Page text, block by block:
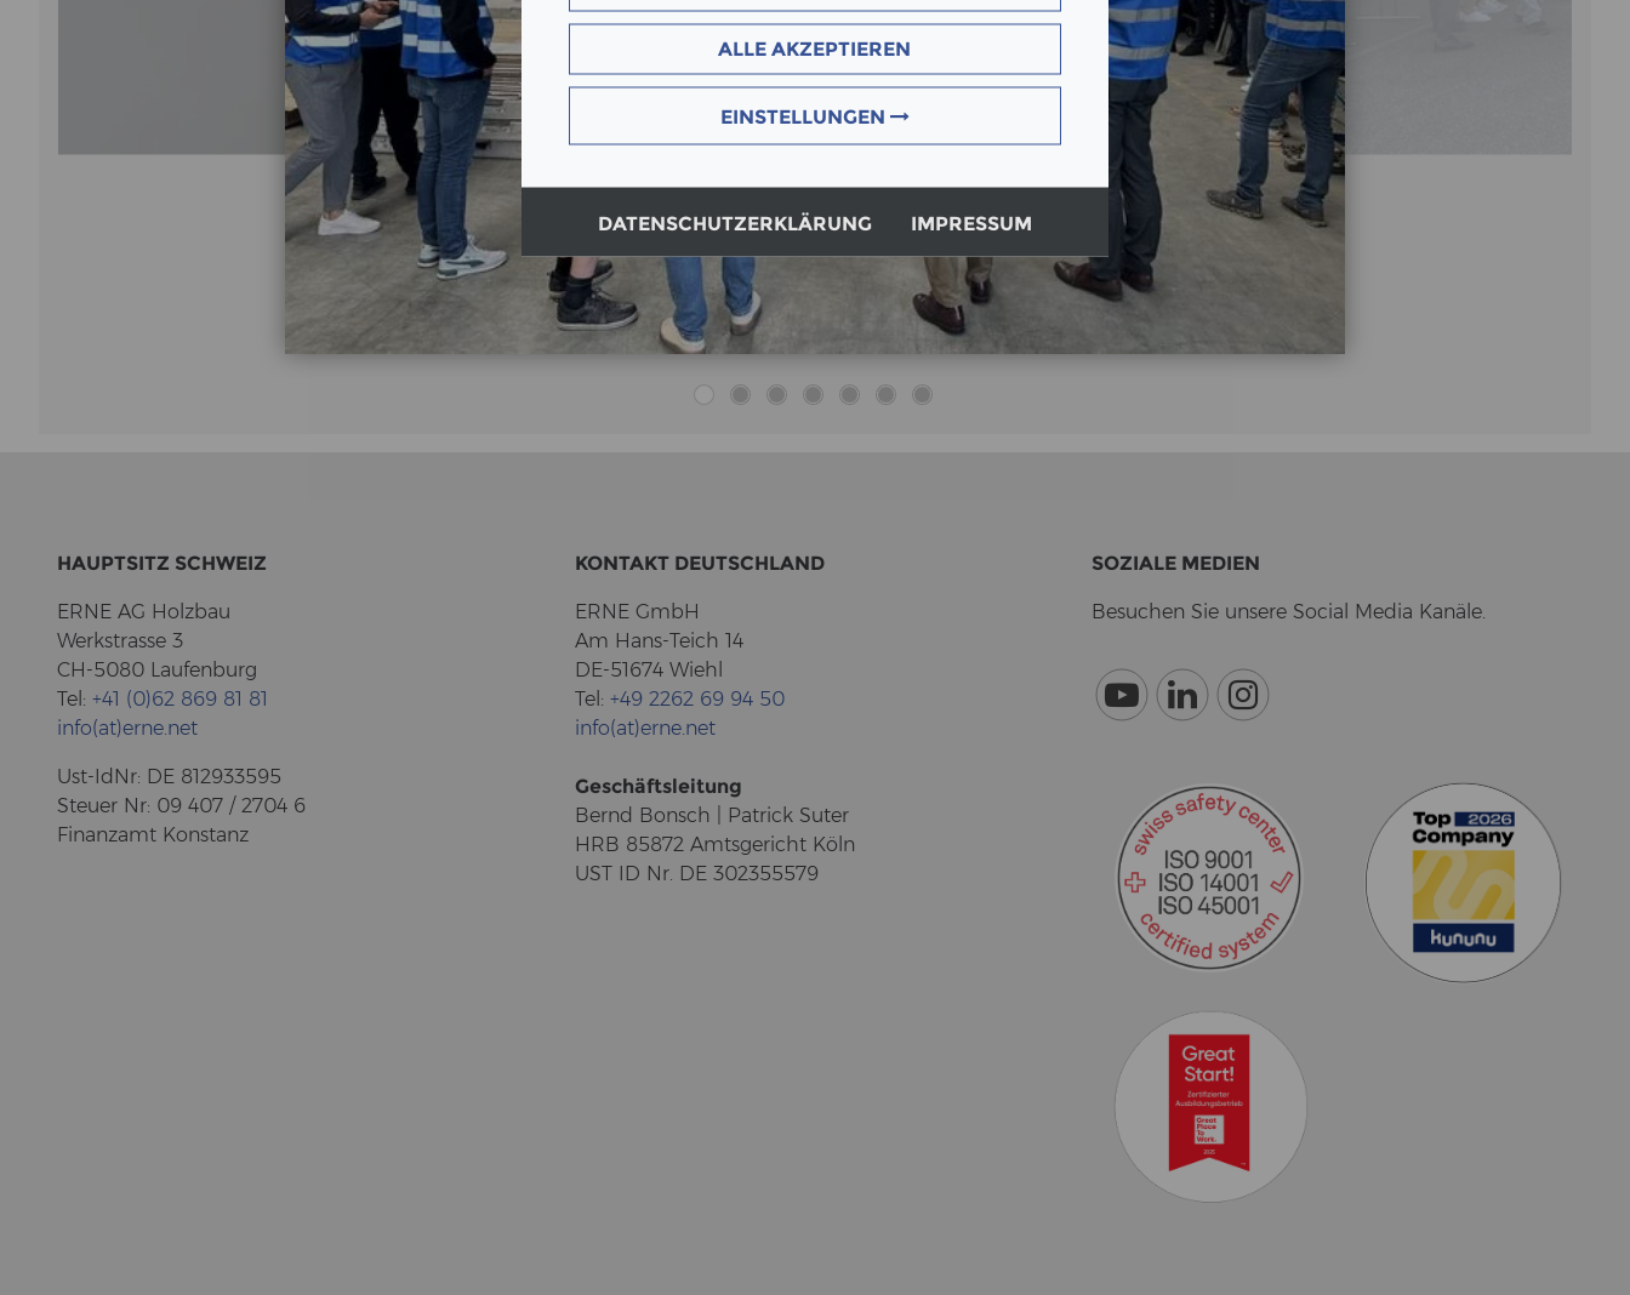
ALLE AKZEPTIEREN
EINSTELLUNGEN
DATENSCHUTZERKLÄRUNG IMPRESSUM
HAUPT­SITZ SCHWEIZ
ERNE AG Holz­bau
Werk­stras­se 3
CH-5080 Lau­fen­burg
Tel: +41 (0)62 869 81 81
info(at)erne.net
Ust-​IdNr: DE 812933595
Steu­er Nr: 09 407 / 2704 6
Fi­nanz­amt Kon­stanz
KON­TAKT DEUTSCH­LAND
ERNE GmbH
Am Hans-​Teich 14
DE-51674 Wiehl
Tel: +49 2262 69 94 50
info(at)erne.net
Ge­schäfts­lei­tung
Bernd Bonsch | Pa­trick Suter
HRB 85872 Amts­ge­richt Köln
UST ID Nr. DE 302355579
SO­ZIA­LE ME­DI­EN
Be­su­chen Sie un­se­re So­cial Media Ka­nä­le.